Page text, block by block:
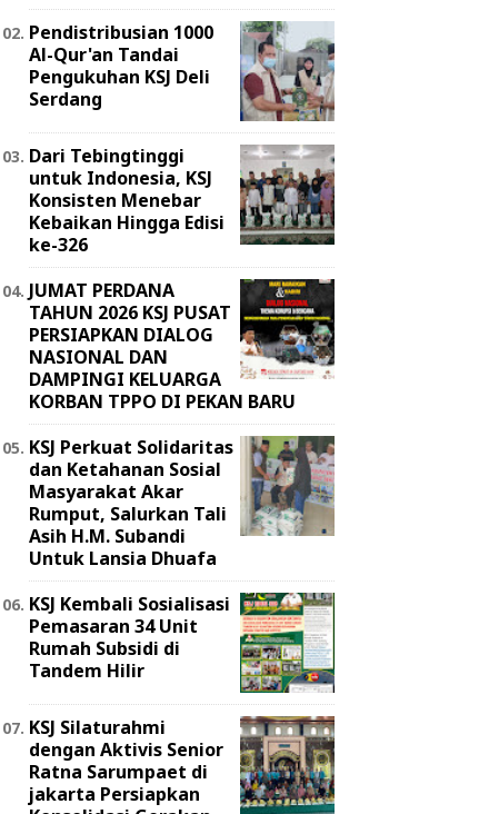
Pendistribusian 1000
Al-Qur'an Tandai
Pengukuhan KSJ Deli
Serdang
Dari Tebingtinggi
untuk Indonesia, KSJ
Konsisten Menebar
Kebaikan Hingga Edisi
ke-326
JUMAT PERDANA
TAHUN 2026 KSJ PUSAT
PERSIAPKAN DIALOG
NASIONAL DAN
DAMPINGI KELUARGA
KORBAN TPPO DI PEKAN BARU
KSJ Perkuat Solidaritas
dan Ketahanan Sosial
Masyarakat Akar
Rumput, Salurkan Tali
Asih H.M. Subandi
Untuk Lansia Dhuafa
KSJ Kembali Sosialisasi
Pemasaran 34 Unit
Rumah Subsidi di
Tandem Hilir
KSJ Silaturahmi
dengan Aktivis Senior
Ratna Sarumpaet di
jakarta Persiapkan